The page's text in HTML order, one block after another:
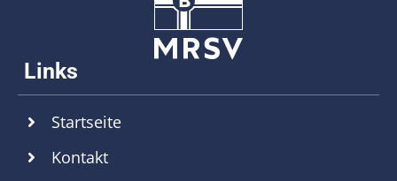
Startseite
Kontakt